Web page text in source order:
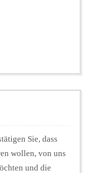
Sie, dass
wollen, von uns
und die